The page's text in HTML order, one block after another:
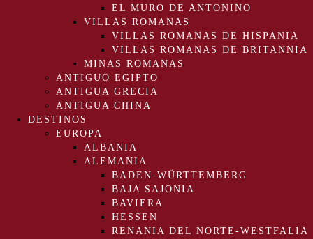
EL MURO DE ANTONINO
VILLAS ROMANAS
VILLAS ROMANAS DE HISPANIA
VILLAS ROMANAS DE BRITANNIA
MINAS ROMANAS
ANTIGUO EGIPTO
ANTIGUA GRECIA
ANTIGUA CHINA
DESTINOS
EUROPA
ALBANIA
ALEMANIA
BADEN-WÜRTTEMBERG
BAJA SAJONIA
BAVIERA
HESSEN
RENANIA DEL NORTE-WESTFALIA